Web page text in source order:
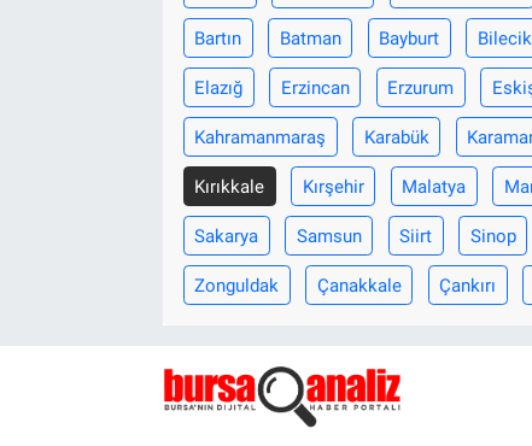
Bartın Batman Bayburt Bilecik
Elazığ Erzincan Erzurum
Kahramanmaraş Karabük
Kırıkkale Kırşehir Malatya
Sakarya Samsun Siirt Sinop
Zonguldak Çanakkale Çankırı